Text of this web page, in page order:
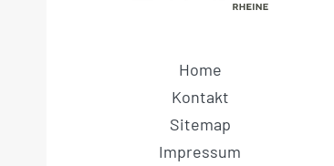
Home
Kontakt
Sitemap
Impressum